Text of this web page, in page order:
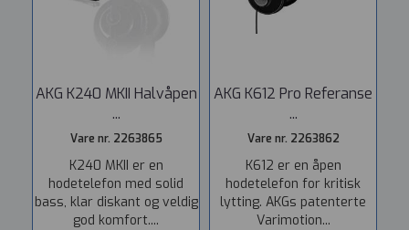
AKG K240 MKII Halvåpen
...
Vare nr. 2263865
K240 MKII er en
hodetelefon med solid
bass, klar diskant og veldig
god komfort....
AKG K612 Pro Referanse
...
Vare nr. 2263862
K612 er en åpen
hodetelefon for kritisk
lytting. AKGs patenterte
Varimotion...